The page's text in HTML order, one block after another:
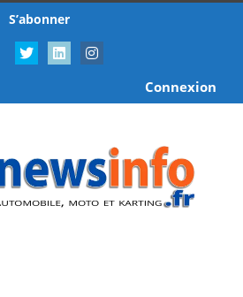
S’abonner
Connexion